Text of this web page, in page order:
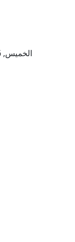
الخميس, 06 أغسطس 2026 – 23 صفر 1448 هـ